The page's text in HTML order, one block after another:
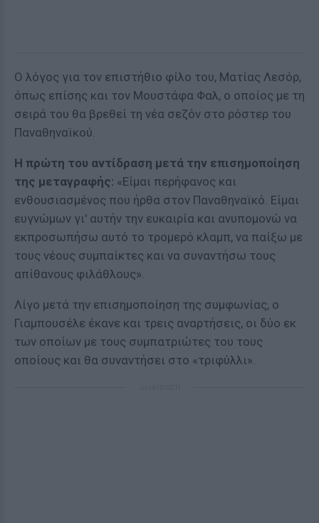
Ο λόγος για τον επιστήθιο φίλο του, Ματίας Λεσόρ,
όπως επίσης και τον Μουστάφα Φαλ, ο οποίος με τη
σειρά του θα βρεθεί τη νέα σεζόν στο ρόστερ του
Παναθηναϊκού.
Η πρώτη του αντίδραση μετά την επισημοποίηση
της μεταγραφής: «Είμαι περήφανος και
ενθουσιασμένος που ήρθα στον Παναθηναϊκό. Είμαι
ευγνώμων γι' αυτήν την ευκαιρία και ανυπομονώ να
εκπροσωπήσω αυτό το τρομερό κλαμπ, να παίξω με
τους νέους συμπαίκτες και να συναντήσω τους
απίθανους φιλάθλους».
Λίγο μετά την επισημοποίηση της συμφωνίας, ο
Γιαμπουσέλε έκανε και τρεις αναρτήσεις, οι δύο εκ
των οποίων με τους συμπατριώτες του τους
οποίους και θα συναντήσει στο «τριφύλλι».